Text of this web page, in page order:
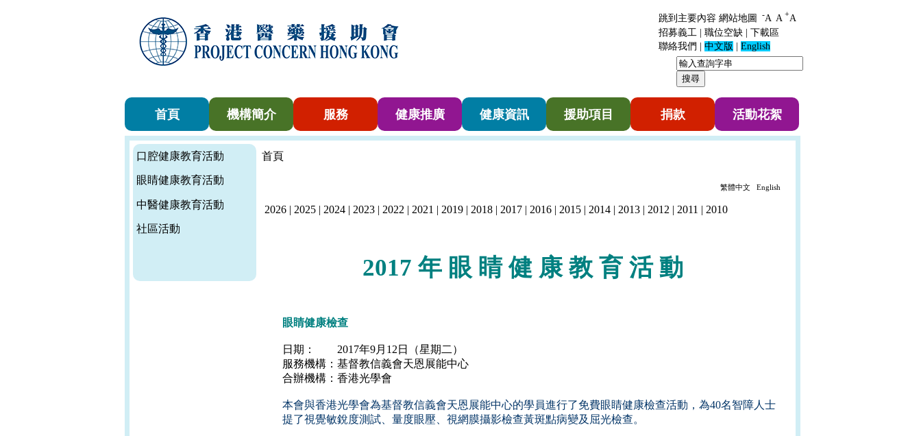
跳到主要內容 網站地圖 -A A +A
招募義工 | 職位空缺 | 下載區
聯絡我們
中文版 English
首頁 機構簡介 服務 健康推廣 健康資訊 援助項目 捐款 活動花絮
口腔健康教育活動
眼睛健康教育活動
中醫健康教育活動
社區活動
首頁
繁體中文 English
2026 | 2025 | 2024 | 2023 | 2022 | 2021 | 2019 | 2018 | 2017 | 2016 | 2015 | 2014 | 2013 | 2012 | 2011 | 2010
2017 年 眼 睛 健 康 教 育 活 動
眼睛健康檢查
日期： 2017年9月12日（星期二）
服務機構：基督教信義會天恩展能中心
合辦機構：香港光學會
本會與香港光學會為基督教信義會天恩展能中心的學員進行了免費眼睛健康檢查活動，為40名智障人士
提了視覺敏銳度測試、量度眼壓、視網膜攝影檢查黃斑點病變及屈光檢查。